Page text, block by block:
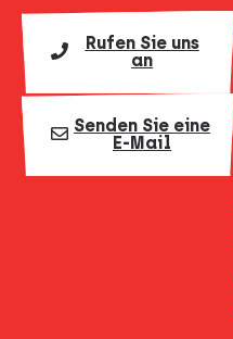
Rufen Sie uns
an
Senden Sie eine
E-Mail